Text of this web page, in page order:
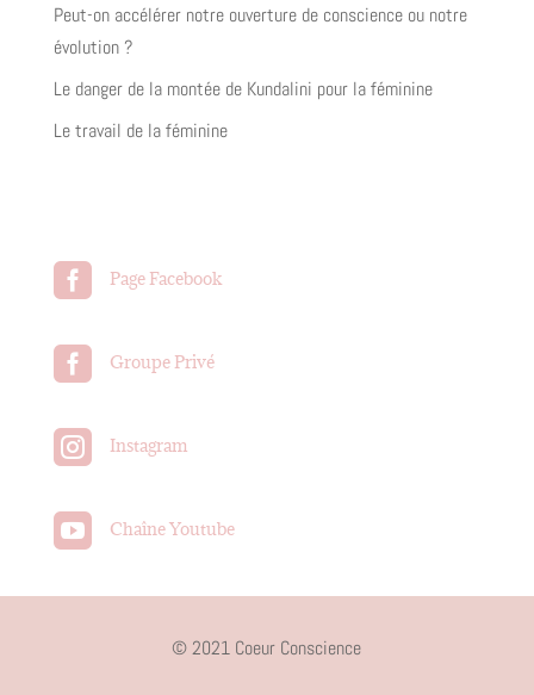
Peut-on accélérer notre ouverture de conscience ou notre
évolution ?
Le danger de la montée de Kundalini pour la féminine
Le travail de la féminine
 Page Facebook
 Groupe Privé
 Instagram
 Chaîne Youtube
© 2021 Coeur Conscience